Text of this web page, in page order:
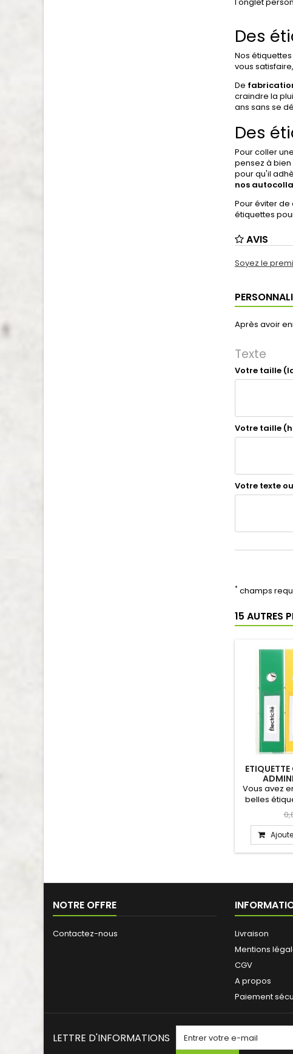
Des
Nos
vous
De
craindre la
ans sans se
Des
Pour coller
pensez à
pour qu'il
nos
Pour éviter
étiquettes
AVIS
Soyez le
Après avoir
Texte
Votre taille
Votre taille
Votre texte
* champs
15 AUTRES
Vous avez
belles
NOTRE OFFRE
Contactez-nous
Livraison
Mentions
CGV
A propos
Paiement
LETTRE D'INFORMATIONS